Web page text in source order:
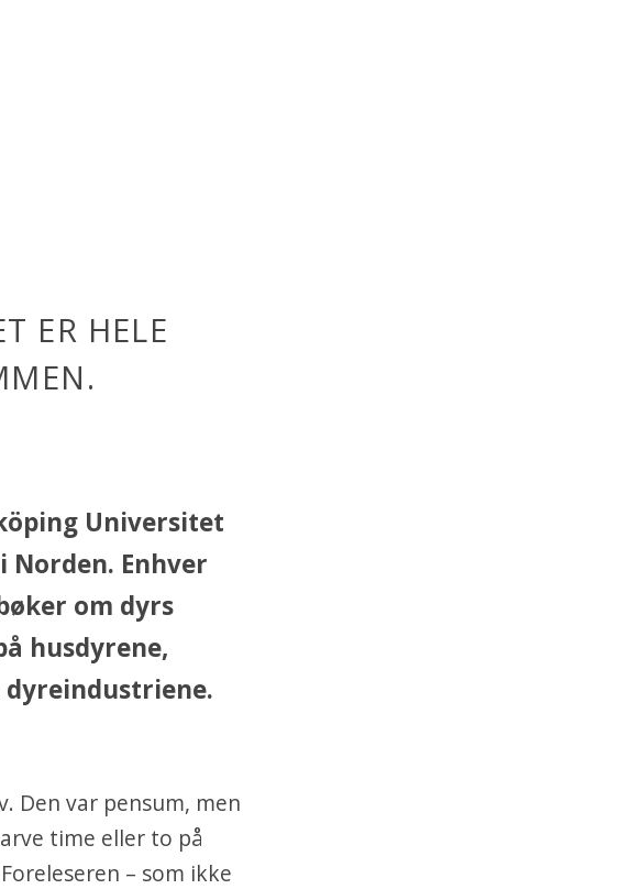
ER HELE
Universitet
Enhver
om dyrs
husdyrene,
Den var pensum, men
time eller to på
– som ikke